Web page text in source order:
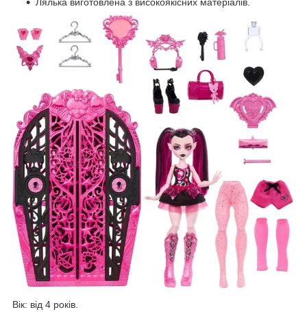
Лялька виготовлена з високоякісних матеріалів.
Вік: від 4 років.